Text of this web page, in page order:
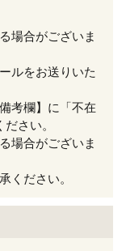
場合がございま
ルをお送りいた
考欄】に「不在
さい。
場合がございま
ください。